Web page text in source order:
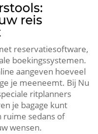
reis
reservatiesoftware,
boekingssystemen.
aangeven hoeveel
je meeneemt. Bij Nu
ritplanners
je bagage kunt
ruime sedans of
wensen.